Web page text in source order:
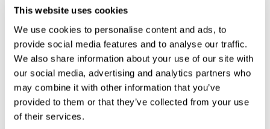
This website uses cookies
We use cookies to personalise content and ads, to
provide social media features and to analyse our traffic.
We also share information about your use of our site with
our social media, advertising and analytics partners who
may combine it with other information that you’ve
provided to them or that they’ve collected from your use
of their services.
紙牌遊戲有很多種形式，最經典的是Klondike，它是在電腦和手機
廣泛的遊戲，因此決定製作一款具有特殊風格的經典遊戲，來訓
練短期記憶、計劃和監測等各種認知技能。
益智遊戲「紙牌」如何提升我的認知
能力？
反覆使用 CogniFit 的紙牌遊戲，並持續進行訓練會刺激特定的神
經活化模式。這種模式有助於神經迴路重組和恢復減弱或受損的
認知功能。